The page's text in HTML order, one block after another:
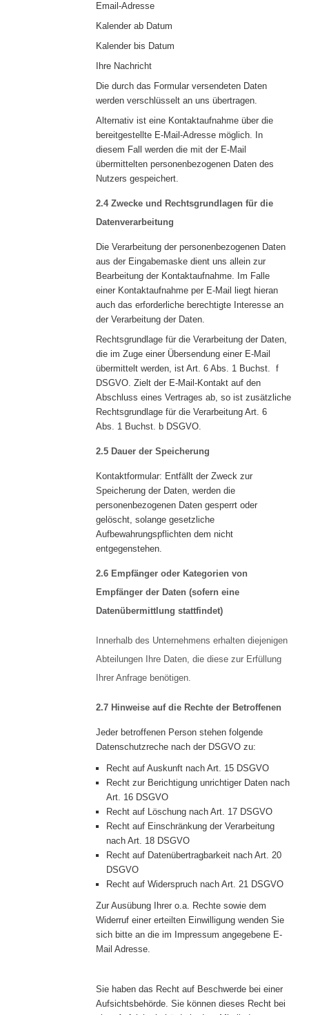
Email-Adresse
Kalender ab Datum
Kalender bis Datum
Ihre Nachricht
Die durch das Formular versendeten Daten
werden verschlüsselt an uns übertragen.
Alternativ ist eine Kontaktaufnahme über die
bereitgestellte E-Mail-Adresse möglich. In
diesem Fall werden die mit der E-Mail
übermittelten personenbezogenen Daten des
Nutzers gespeichert.
2.4 Zwecke und Rechtsgrundlagen für die
Datenverarbeitung
Die Verarbeitung der personenbezogenen Daten
aus der Eingabemaske dient uns allein zur
Bearbeitung der Kontaktaufnahme. Im Falle
einer Kontaktaufnahme per E-Mail liegt hieran
auch das erforderliche berechtigte Interesse an
der Verarbeitung der Daten.
Rechtsgrundlage für die Verarbeitung der Daten,
die im Zuge einer Übersendung einer E-Mail
übermittelt werden, ist Art. 6 Abs. 1 Buchst. f
DSGVO. Zielt der E-Mail-Kontakt auf den
Abschluss eines Vertrages ab, so ist zusätzliche
Rechtsgrundlage für die Verarbeitung Art. 6
Abs. 1 Buchst. b DSGVO.
2.5 Dauer der Speicherung
Kontaktformular: Entfällt der Zweck zur
Speicherung der Daten, werden die
personenbezogenen Daten gesperrt oder
gelöscht, solange gesetzliche
Aufbewahrungspflichten dem nicht
entgegenstehen.
2.6 Empfänger oder Kategorien von
Empfänger der Daten (sofern eine
Datenübermittlung stattfindet)
Innerhalb des Unternehmens erhalten diejenigen
Abteilungen Ihre Daten, die diese zur Erfüllung
Ihrer Anfrage benötigen.
2.7 Hinweise auf die Rechte der Betroffenen
Jeder betroffenen Person stehen folgende
Datenschutzreche nach der DSGVO zu:
Recht auf Auskunft nach Art. 15 DSGVO
Recht zur Berichtigung unrichtiger Daten nach
Art. 16 DSGVO
Recht auf Löschung nach Art. 17 DSGVO
Recht auf Einschränkung der Verarbeitung
nach Art. 18 DSGVO
Recht auf Datenübertragbarkeit nach Art. 20
DSGVO
Recht auf Widerspruch nach Art. 21 DSGVO
Zur Ausübung Ihrer o.a. Rechte sowie dem
Widerruf einer erteilten Einwilligung wenden Sie
sich bitte an die im Impressum angegebene E-
Mail Adresse.
Sie haben das Recht auf Beschwerde bei einer
Aufsichtsbehörde. Sie können dieses Recht bei